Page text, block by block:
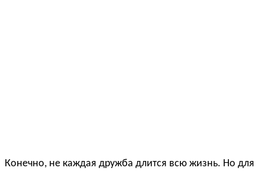
Конечно, не каждая дружба длится всю жизнь. Но для